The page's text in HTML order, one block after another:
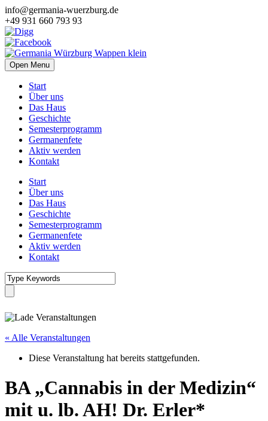
info@germania-wuerzburg.de
+49 931 660 793 93
Open Menu
Start
Über uns
Das Haus
Geschichte
Semesterprogramm
Germanenfete
Aktiv werden
Kontakt
Start
Über uns
Das Haus
Geschichte
Semesterprogramm
Germanenfete
Aktiv werden
Kontakt
« Alle Veranstaltungen
Diese Veranstaltung hat bereits stattgefunden.
BA „Cannabis in der Medizin“
mit u. lb. AH! Dr. Erler*